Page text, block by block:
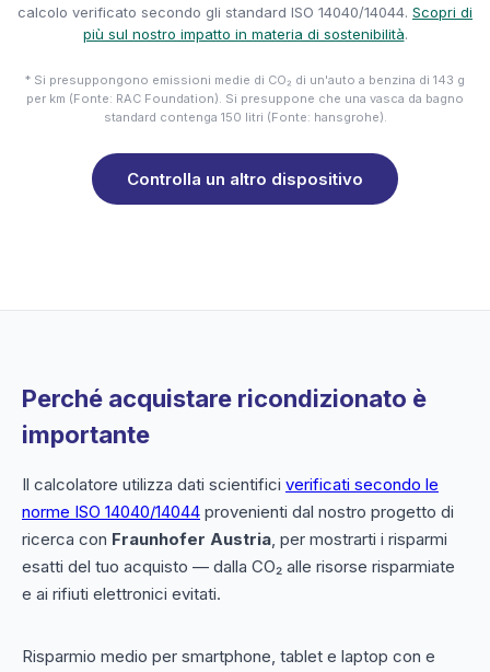
calcolo verificato secondo gli standard ISO 14040/14044. Scopri di
più sul nostro impatto in materia di sostenibilità.
* Si presuppongono emissioni medie di CO₂ di un'auto a benzina di 143 g
per km (Fonte: RAC Foundation). Si presuppone che una vasca da bagno
standard contenga 150 litri (Fonte: hansgrohe).
Controlla un altro dispositivo
Perché acquistare ricondizionato è
importante
Il calcolatore utilizza dati scientifici verificati secondo le
norme ISO 14040/14044 provenienti dal nostro progetto di
ricerca con Fraunhofer Austria, per mostrarti i risparmi
esatti del tuo acquisto — dalla CO₂ alle risorse risparmiate
e ai rifiuti elettronici evitati.
Risparmio medio per smartphone, tablet e laptop con e